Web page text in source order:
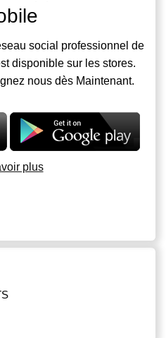
social professionnel de
disponible sur les stores.
nous dès Maintenant.
plus